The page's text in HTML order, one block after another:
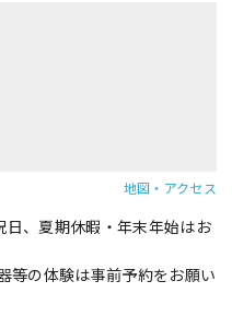
地図・アクセス
、夏期休暇・年末年始はお
等の体験は事前予約をお願い